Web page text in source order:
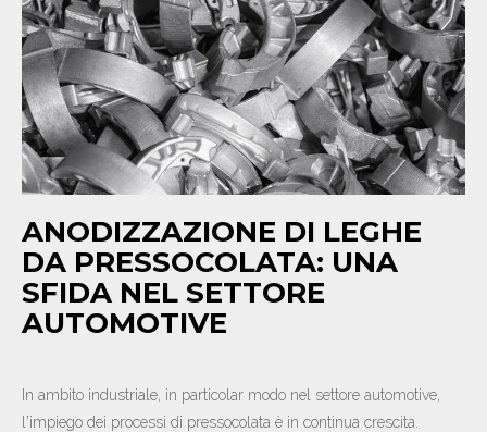
CONTATTI
IT EN DE
ANODIZZAZIONE DI LEGHE
DA PRESSOCOLATA: UNA
SFIDA NEL SETTORE
AUTOMOTIVE
In ambito industriale, in particolar modo nel settore automotive,
l'impiego dei processi di pressocolata è in continua crescita.